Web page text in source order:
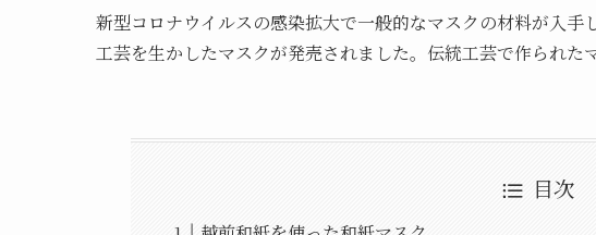
新型コロナウイルスの感染拡大で一般的なマスクの材料が入
工芸を生かしたマスクが発売されました。伝統工芸で作られた
目次